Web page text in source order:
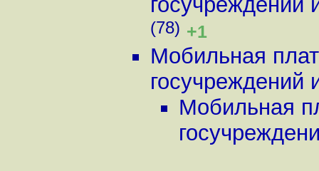
(78) +1
Мобильная
госучреждений
Мобильная